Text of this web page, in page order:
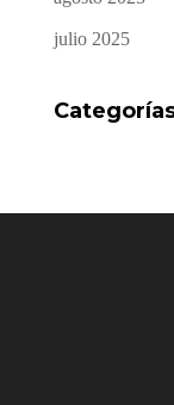
julio 2025